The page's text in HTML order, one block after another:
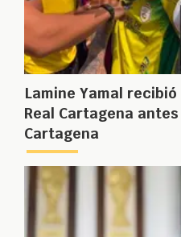
Lamine Yamal
Real Cartagena
Cartagena